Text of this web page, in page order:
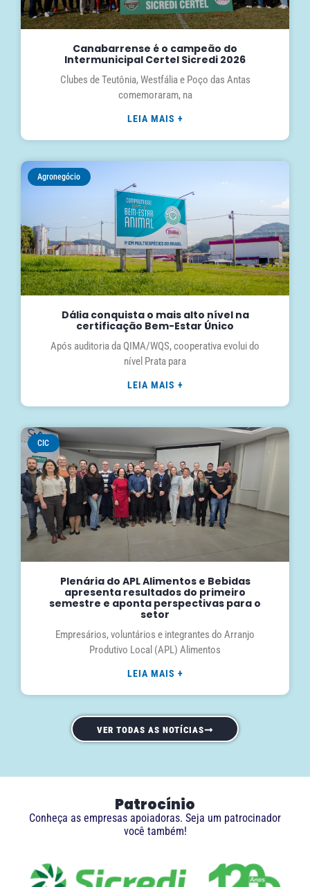
Canabarrense é o campeão do
Intermunicipal Certel Sicredi 2026
Clubes de Teutônia, Westfália e Poço das Antas
comemoraram, na
LEIA MAIS +
Agronegócio
Dália conquista o mais alto nível na
certificação Bem-Estar Único
Após auditoria da QIMA/WQS, cooperativa evolui do
nível Prata para
LEIA MAIS +
CIC
Plenária do APL Alimentos e Bebidas
apresenta resultados do primeiro
semestre e aponta perspectivas para o
setor
Empresários, voluntários e integrantes do Arranjo
Produtivo Local (APL) Alimentos
LEIA MAIS +
VER TODAS AS NOTÍCIAS
Patrocínio
Conheça as empresas apoiadoras. Seja um patrocinador
você também!